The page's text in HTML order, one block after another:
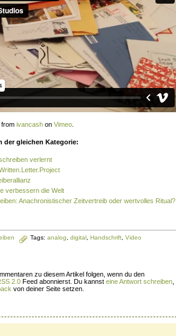
from ivancash on Vimeo
der gleichen Kategorie:
verlernt
verbessern die Welt
Anachronistischer Zeitvertreib oder wertvolles Ritual?
Tags: analog digital Handschrift Video
zu diesem Artikel folgen, wenn du den
2.0 Feed abonnierst. Du kannst eine Antwort schreiben
von deiner Seite setzen.